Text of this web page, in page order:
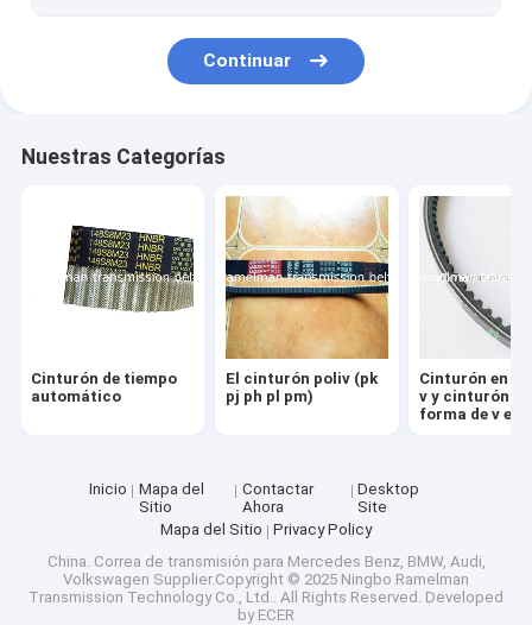
Continuar
Nuestras Categorías
Cinturón de tiempo
automático
El cinturón poliv (pk
pj ph pl pm)
Cinturón en
v y cinturón en
forma de v
Inicio
Mapa del
Sitio
Contactar
Ahora
Desktop
Site
Mapa del Sitio
Privacy Policy
China. Correa de transmisión para Mercedes Benz, BMW, Audi,
Volkswagen Supplier.Copyright © 2025 Ningbo Ramelman
Transmission Technology Co., Ltd.. All Rights Reserved. Developed
by ECER